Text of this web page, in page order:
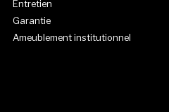
Entretien
Garantie
Ameublement institutionnel